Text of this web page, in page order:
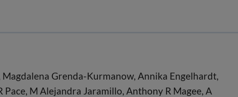
Grenda-Kurmanow, Annika Engelhardt,
M Alejandra Jaramillo, Anthony R Magee, A